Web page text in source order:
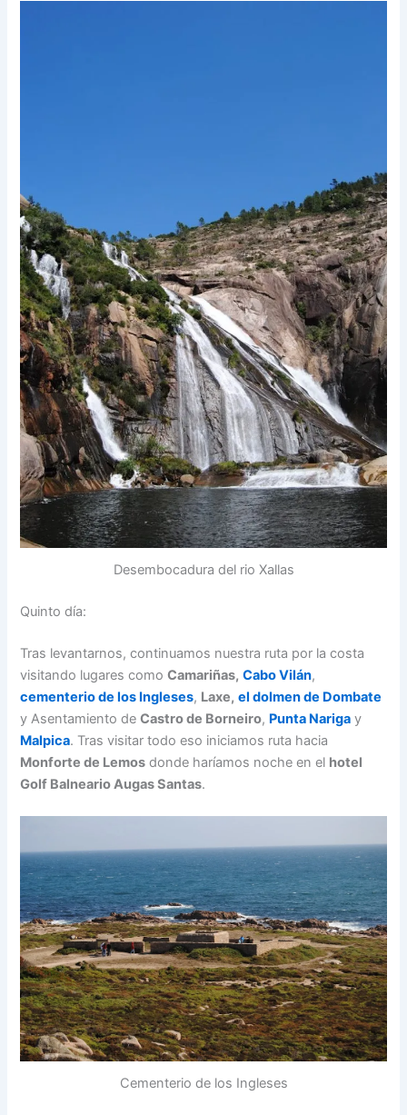
Desembocadura del rio Xallas
Quinto día:
Tras levantarnos, continuamos nuestra ruta por la costa
visitando lugares comoCamariñas, Cabo Vilán,
cementerio de los Ingleses, Laxe, el dolmen de Dombate
y Asentamiento deCastro de Borneiro, Punta Nariga y
Malpica. Tras visitar todo eso iniciamos ruta hacia
Monforte de Lemos donde haríamos noche en el hotel
Golf Balneario Augas Santas.
Cementerio de los Ingleses